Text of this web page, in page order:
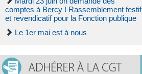
comptes à Bercy ! Rassemblement festif
et revendicatif pour la Fonction publique
Le 1er mai est à nous